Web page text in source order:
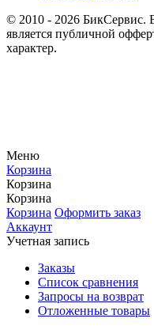
© 2010 - 2026 БикСервис.
является публичной
характер.
Меню
Корзина
Корзина
Корзина
Корзина Оформить заказ
Аккаунт
Учетная запись
Заказы
Список сравнения
Запросы на возврат
Отложенные товары